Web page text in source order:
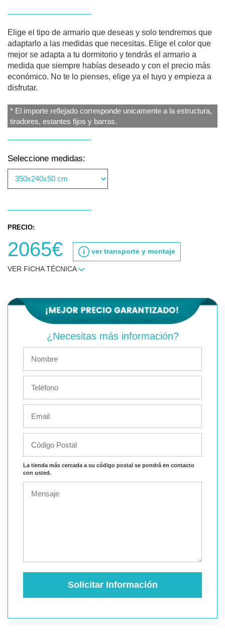
Elige el tipo de armario que deseas y solo tendremos que
adaptarlo a las medidas que necesitas. Elige el color que
mejor se adapta a tu dormitorio y tendrás el armario a
medida que siempre habías deseado y con el precio más
económico. No te lo pienses, elige ya el tuyo y empieza a
disfrutar.
* El importe reflejado corresponde unicamente a la estructura,
tiradores, estantes fijos y barras.
Seleccione medidas:
PRECIO:
2065€ ver transporte y montaje
VER FICHA TÉCNICA
¿Necesitas más información?
La tienda más cercada a su código postal se pondrá en contacto
con usted.
Solicitar Información